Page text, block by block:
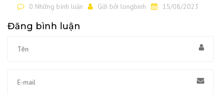
0 Những bình luận Gửi bởi longbinh 15/08/2023
Đăng bình luận